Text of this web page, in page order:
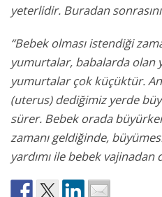
yeterlidir. Buradan
“Bebek olması istendiği
yumurtalar, babalarda olan
yumurtalar çok küçüktür.
(uterus) dediğimiz yerde
sürer. Bebek orada
zamanı geldiğinde,
yardımı ile bebek vajinadan